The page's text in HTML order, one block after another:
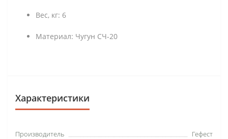
Вес, кг: 6
Материал: Чугун СЧ-20
Характеристики
Производитель
Гефест